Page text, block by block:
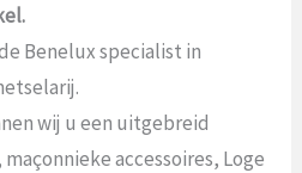
Benelux specialist in
wij u een uitgebreid
accessoires, Loge